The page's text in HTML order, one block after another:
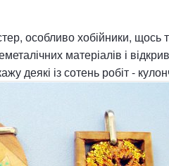
особливо хобійники, щось
матеріалів і
деякі із сотень робіт -